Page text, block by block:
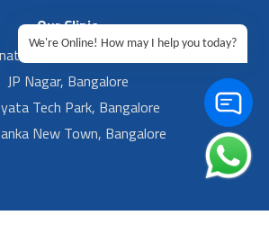
Our Clinic
Airport, Bangalore.
JP Nagar, Bangalore
Tech Park, Bangalore
New Town, Bangalore
We're Online! How may I help you today?